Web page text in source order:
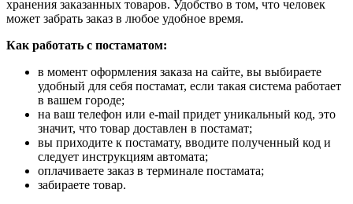
хранения заказанных товаров. Удобство в том, что человек
может забрать заказ в любое удобное время.
Как работать с постаматом:
в момент оформления заказа на сайте, вы выбираете
удобный для себя постамат, если такая система работает
в вашем городе;
на ваш телефон или e-mail придет уникальный код, это
значит, что товар доставлен в постамат;
вы приходите к постамату, вводите полученный код и
следует инструкциям автомата;
оплачиваете заказ в терминале постамата;
забираете товар.